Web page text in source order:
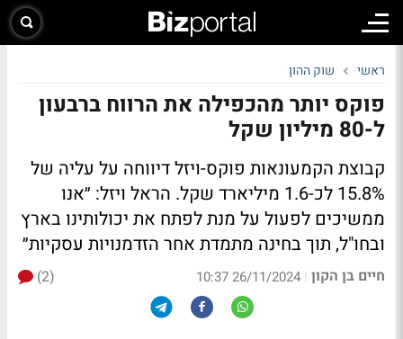
ראשי שוק ההון
פוקס יותר מהכפילה את הרווח ברבעון
ל-80 מיליון שקל
קבוצת הקמעונאות פוקס-ויזל דיווחה על עליה של
15.8% לכ-1.6 מיליארד שקל. הראל ויזל: ״אנו
ממשיכים לפעול על מנת לפתח את יכולותינו בארץ
ובחו"ל, תוך בחינה מתמדת אחר הזדמנויות עסקיות״
חיים בן הקון |
26/11/2024 10:37
(2)